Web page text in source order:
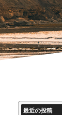
最近の投稿